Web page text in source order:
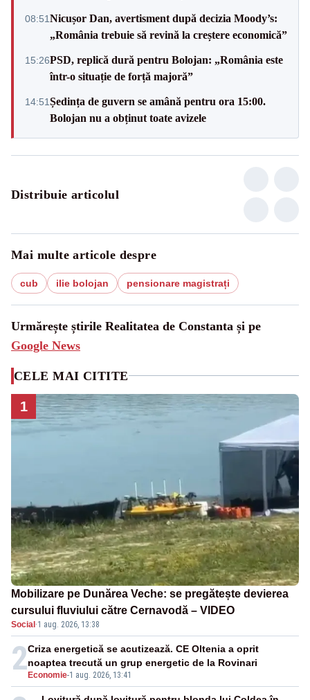
08:51Nicușor Dan, avertisment după decizia Moody’s:
„România trebuie să revină la creștere economică”
15:26PSD, replică dură pentru Bolojan: „România este
într-o situație de forță majoră”
14:51Ședința de guvern se amână pentru ora 15:00.
Bolojan nu a obținut toate avizele
Distribuie articolul
Mai multe articole despre
cub ilie bolojan pensionare magistrați
Urmărește știrile Realitatea de Constanta și pe
Google News
CELE MAI CITITE
1
Mobilizare pe Dunărea Veche: se pregătește devierea
cursului fluviului către Cernavodă – VIDEO
Social ·1 aug. 2026, 13:38
2 Economie-1 aug. 2026, 13:41
Criza energetică se acutizează. CE Oltenia a oprit
noaptea trecută un grup energetic de la Rovinari